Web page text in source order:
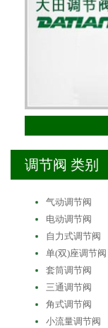
调节阀 类别
气动调节阀
电动调节阀
自力式调节阀
单(双)座调节阀
套筒调节阀
三通调节阀
角式调节阀
小流量调节阀